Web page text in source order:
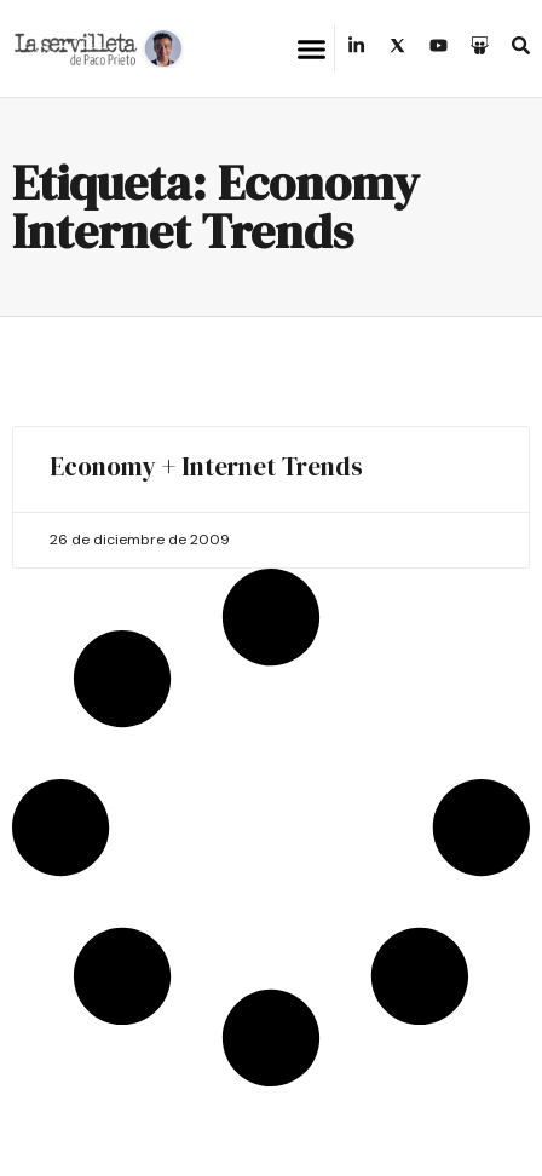
Etiqueta: Economy
Internet Trends
Economy + Internet Trends
26 de diciembre de 2009